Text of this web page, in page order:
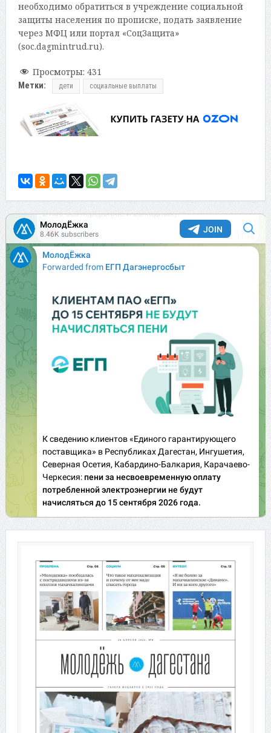
необходимо обратиться в учреждение социальной
защиты населения по прописке, подать заявление
через МФЦ или портал «СоцЗащита»
(soc.dagmintrud.ru).
Просмотры: 431
Метки: дети социальные выплаты